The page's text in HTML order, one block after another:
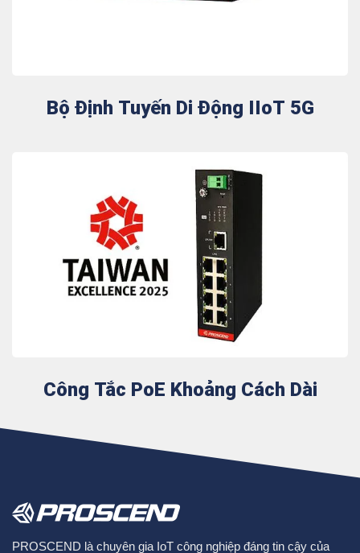
Bộ Định Tuyến Di Động IIoT 5G
Công Tắc PoE Khoảng Cách Dài
PROSCEND là chuyên gia IoT công nghiệp đáng tin cậy của